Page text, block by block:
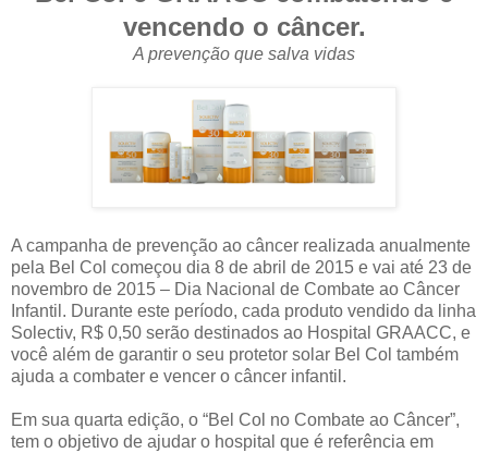
vencendo o câncer.
A prevenção que salva vidas
A campanha de prevenção ao câncer realizada anualmente
pela Bel Col começou dia 8 de abril de 2015 e vai até 23 de
novembro de 2015 – Dia Nacional de Combate ao Câncer
Infantil. Durante este período, cada produto vendido da linha
Solectiv, R$ 0,50 serão destinados ao Hospital GRAACC, e
você além de garantir o seu protetor solar Bel Col também
ajuda a combater e vencer o câncer infantil.
Em sua quarta edição, o “Bel Col no Combate ao Câncer”,
tem o objetivo de ajudar o hospital que é referência em